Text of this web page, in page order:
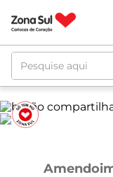
Pesquise aqui